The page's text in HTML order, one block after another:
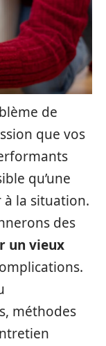
de
que vos
qu’une
à la situation.
des
un vieux
méthodes